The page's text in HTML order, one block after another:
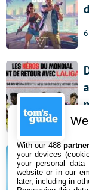
With our 488
your devices
your personal
website or in our
later, including in